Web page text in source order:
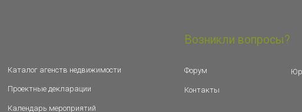
Каталог агенств недвижимости
Проектные декларации
Календарь мероприятий
Возникли вопросы?
Форум
Контакты